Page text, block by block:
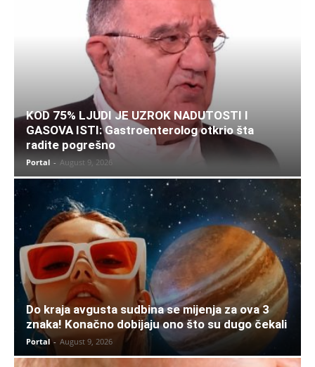
KOD 75% LJUDI JE UZROK NADUTOSTI I
GASOVA ISTI: Gastroenterolog otkrio šta
radite pogrešno
Portal - August 9, 2026
Do kraja avgusta sudbina se mijenja za ova 3
znaka! Konačno dobijaju ono što su dugo čekali
Portal - August 9, 2026